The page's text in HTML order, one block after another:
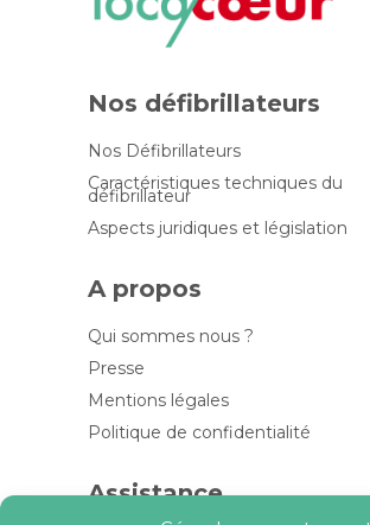
Nos défibrillateurs
Nos Défibrillateurs
Caractéristiques techniques du
défibrillateur
Aspects juridiques et législation
A propos
Qui sommes nous ?
Presse
Mentions légales
Politique de confidentialité
Assistance